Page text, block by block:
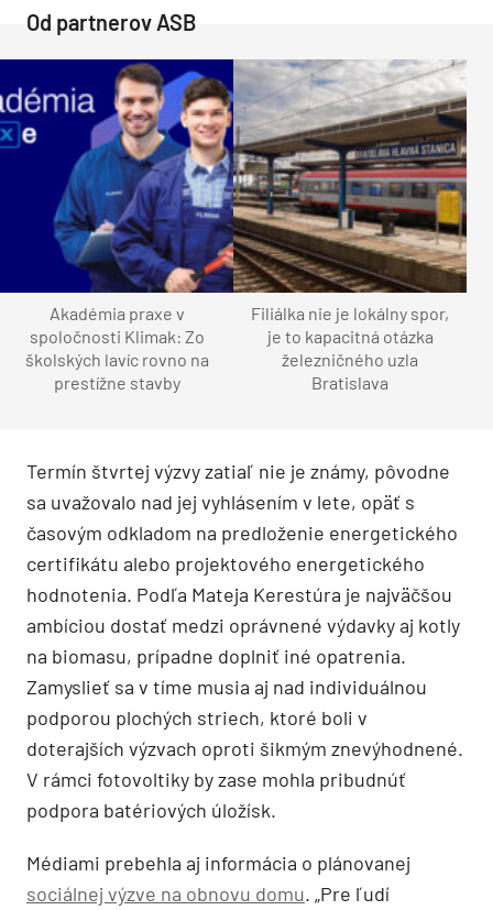
Od partnerov ASB
Akadémia praxe v
spoločnosti Klimak: Zo
školských lavíc rovno na
prestížne stavby
Filiálka nie je lokálny spor,
je to kapacitná otázka
železničného uzla
Bratislava
Termín štvrtej výzvy zatiaľ nie je známy, pôvodne
sa uvažovalo nad jej vyhlásením v lete, opäť s
časovým odkladom na predloženie energetického
certifikátu alebo projektového energetického
hodnotenia. Podľa Mateja Kerestúra je najväčšou
ambíciou dostať medzi oprávnené výdavky aj kotly
na biomasu, prípadne doplniť iné opatrenia.
Zamyslieť sa v tíme musia aj nad individuálnou
podporou plochých striech, ktoré boli v
doterajších výzvach oproti šikmým znevýhodnené.
V rámci fotovoltiky by zase mohla pribudnúť
podpora batériových úložísk.
Médiami prebehla aj informácia o plánovanej
sociálnej výzve na obnovu domu. „Pre ľudí